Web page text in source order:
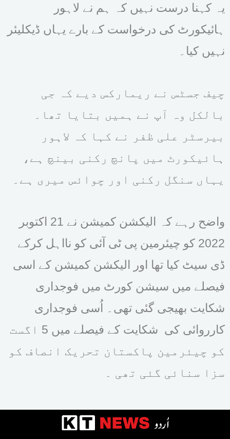
یہ کہنا درست نہیں کہ ہم نے لاہور
ہائیکورٹ کی درخواست کے بارے یہاں ڈیکلیئر
نہیں کیا۔
چیف جسٹس نے ریمارکس دیے کہ جی
بالکل وہ آپ نے ہمیں بتایا تھا۔
بیرسٹر علی ظفر نے کہا کہ لاہور
ہائیکورٹ میں پانچ رکنی بینچ ہے،
یہاں سنگل رکنی اور چوائس میری ہے۔
واضح رہے کہ الیکشن کمیشن نے 21 اکتوبر
2022 کو چیئرمین پی ٹی آئی کو نااہل کرکے
ڈی سیٹ کیا تھا اور الیکشن کمیشن کے اسی
فیصلے میں سیشن کورٹ میں فوجداری
شکایت بھیجی گئی تھی۔ اُسی فوجداری
کارروائی کی شکایت کے فیصلے میں 5 اگست
کو چیئرمین پاکستان تحریک انصاف کو
سزا سنائی گئی تھی ۔